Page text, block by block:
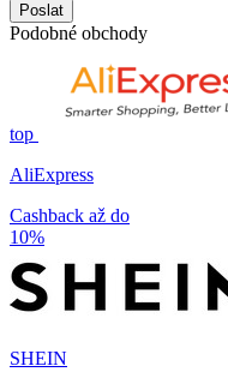
Poslat
Podobné obchody
top
AliExpress
Cashback až do
10%
SHEIN